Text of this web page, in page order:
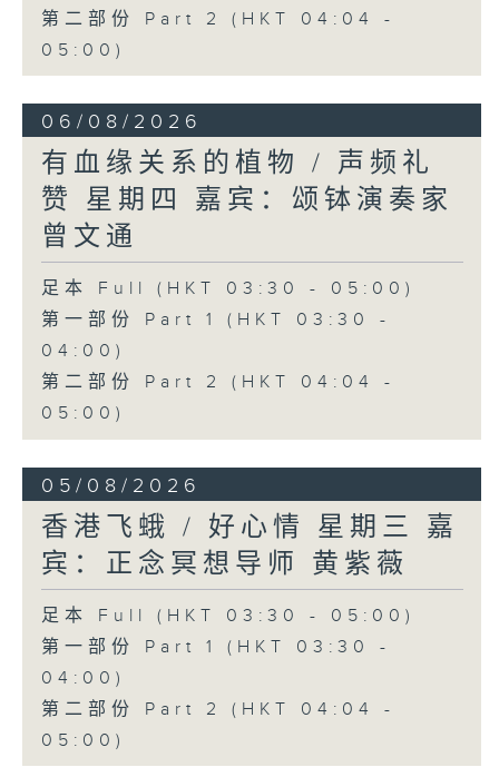
第二部份 Part 2 (HKT 04:04 -
05:00)
06/08/2026
有血缘关系的植物 / 声频礼
赞 星期四 嘉宾：颂钵演奏家
曾文通
足本 Full (HKT 03:30 - 05:00)
第一部份 Part 1 (HKT 03:30 -
04:00)
第二部份 Part 2 (HKT 04:04 -
05:00)
05/08/2026
香港飞蛾 / 好心情 星期三 嘉
宾：正念冥想导师 黄紫薇
足本 Full (HKT 03:30 - 05:00)
第一部份 Part 1 (HKT 03:30 -
04:00)
第二部份 Part 2 (HKT 04:04 -
05:00)